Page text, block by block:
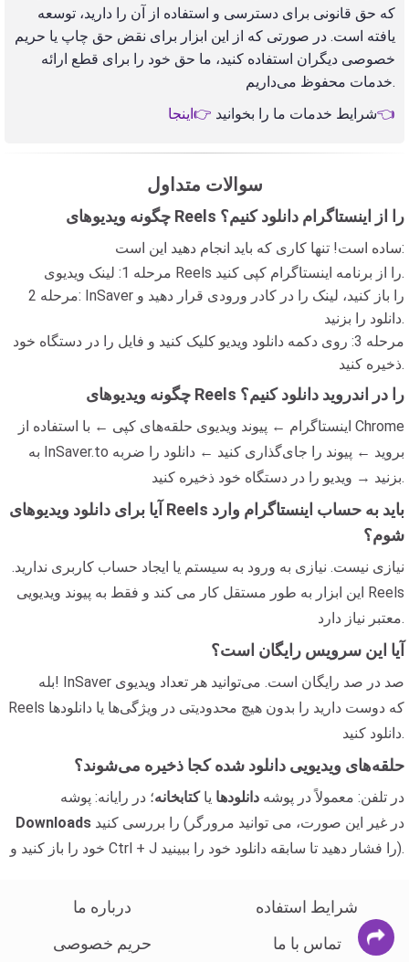
که حق قانونی برای دسترسی و استفاده از آن را دارید، توسعه
یافته است. در صورتی که از این ابزار برای نقض حق چاپ یا حریم
خصوصی دیگران استفاده کنید، ما حق خود را برای قطع ارائه
خدمات محفوظ می‌داریم.
شرایط خدمات ما را بخوانید👉اینجا👈
سوالات متداول
چگونه ویدیوهای Reels را از اینستاگرام دانلود کنیم؟
ساده است! تنها کاری که باید انجام دهید این است:
مرحله 1: لینک ویدیوی Reels را از برنامه اینستاگرام کپی کنید.
مرحله 2: InSaver را باز کنید، لینک را در کادر ورودی قرار دهید و
دانلود را بزنید.
مرحله 3: روی دکمه دانلود ویدیو کلیک کنید و فایل را در دستگاه خود
ذخیره کنید.
چگونه ویدیوهای Reels را در اندروید دانلود کنیم؟
اینستاگرام ← پیوند ویدیوی حلقه‌های کپی ← با استفاده از Chrome
به InSaver.to بروید ← پیوند را جای‌گذاری کنید ← دانلود را ضربه
بزنید → ویدیو را در دستگاه خود ذخیره کنید.
آیا برای دانلود ویدیوهای Reels باید به حساب اینستاگرام وارد
شوم؟
نیازی نیست. نیازی به ورود به سیستم یا ایجاد حساب کاربری ندارید.
این ابزار به طور مستقل کار می کند و فقط به پیوند ویدیویی Reels
معتبر نیاز دارد.
آیا این سرویس رایگان است؟
بله! InSaver صد در صد رایگان است. می‌توانید هر تعداد ویدیوی
Reels که دوست دارید را بدون هیچ محدودیتی در ویژگی‌ها یا دانلودها
دانلود کنید.
حلقه‌های ویدیویی دانلود شده کجا ذخیره می‌شوند؟
در تلفن: معمولاً در پوشه دانلودها یاکتابخانه؛ در رایانه: پوشه
Downloads
خود را باز کنید و Ctrl + J را فشار دهید تا سابقه دانلود خود را ببینید).
درباره ما
شرایط استفاده
حریم خصوصی
تماس با ما